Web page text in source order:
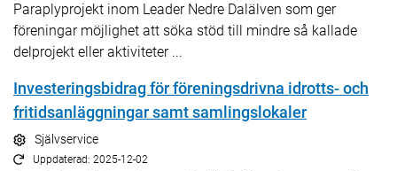
Paraplyprojekt inom Leader Nedre Dalälven som ger
föreningar möjlighet att söka stöd till mindre så kallade
delprojekt eller aktiviteter ...
Investeringsbidrag för föreningsdrivna idrotts- och
fritidsanläggningar samt samlingslokaler
Självservice
Uppdaterad: 2025-12-02